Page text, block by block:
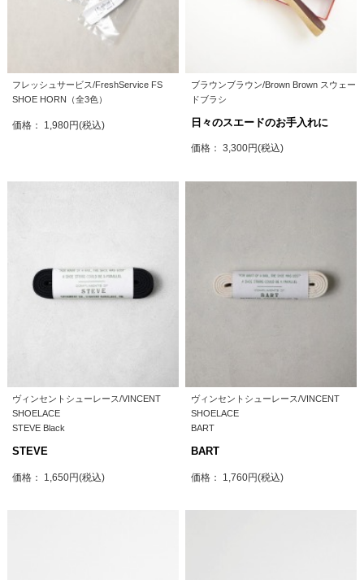
フレッシュサービス/FreshService FS
SHOE HORN（全3色）
価格： 1,980円(税込)
ブラウンブラウン/Brown Brown スウェー
ドブラシ
日々のスエードのお手入れに
価格： 3,300円(税込)
ヴィンセントシューレース/VINCENT
SHOELACE
STEVE Black
STEVE
価格： 1,650円(税込)
ヴィンセントシューレース/VINCENT
SHOELACE
BART
BART
価格： 1,760円(税込)